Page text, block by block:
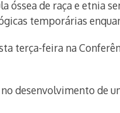
de raça e etnia
temporárias
terça-feira na
desenvolvimento de